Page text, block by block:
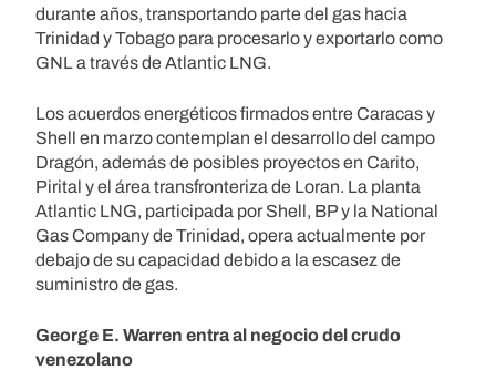
durante años, transportando parte del gas hacia
Trinidad y Tobago para procesarlo y exportarlo como
GNL a través de Atlantic LNG.
Los acuerdos energéticos firmados entre Caracas y
Shell en marzo contemplan el desarrollo del campo
Dragón, además de posibles proyectos en Carito,
Pirital y el área transfronteriza de Loran. La planta
Atlantic LNG, participada por Shell, BP y la National
Gas Company de Trinidad, opera actualmente por
debajo de su capacidad debido a la escasez de
suministro de gas.
George E. Warren entra al negocio del crudo
venezolano